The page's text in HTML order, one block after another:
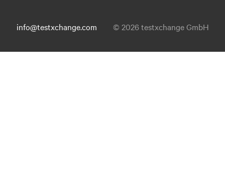
info@testxchange.com © 2026 testxchange GmbH